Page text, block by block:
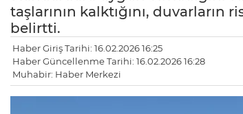
taşlarının kalktığını, duvarların
belirtti.
Haber Giriş Tarihi: 16.02.2026 16:25
Haber Güncellenme Tarihi: 16.02.2026 16:28
Muhabir: Haber Merkezi